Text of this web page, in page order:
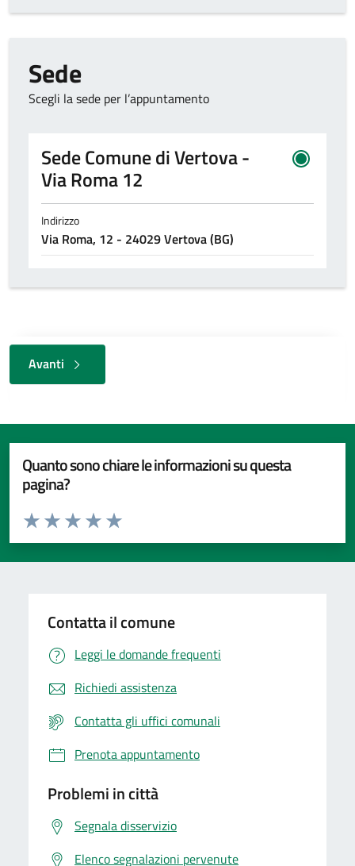
Sede
Scegli la sede per l’appuntamento
Sede Comune di Vertova -
Via Roma 12
Indirizzo
Via Roma, 12 - 24029 Vertova (BG)
Avanti
Quanto sono chiare le informazioni su questa
pagina?
Valuta da 1 a 5 stelle la pagina
Valuta 5 stelle su 5
Valuta 4 stelle su 5
Valuta 3 stelle su 5
Valuta 2 stelle su 5
Valuta 1 stelle su 5
Contatta il comune
Leggi le domande frequenti
Richiedi assistenza
Contatta gli uffici comunali
Prenota appuntamento
Problemi in città
Segnala disservizio
Elenco segnalazioni pervenute